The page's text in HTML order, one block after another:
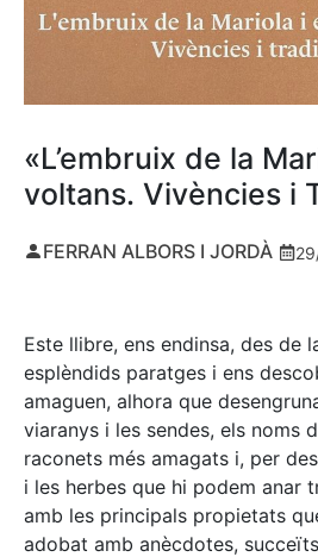
«L’embruix de la
voltans. Vivències i
FERRAN ALBORS I JORDÀ
Este llibre, ens endinsa, des de
esplèndids paratges i ens
amaguen, alhora que
viaranys i les sendes, els noms
raconets més amagats i, per
i les herbes que hi podem anar
amb les principals propietats
adobat amb anècdotes,